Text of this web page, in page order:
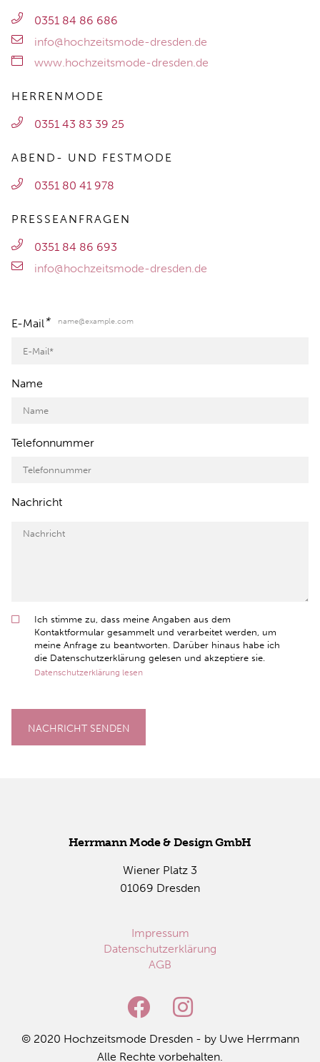
0351 84 86 686
info@hochzeitsmode-dresden.de
www.hochzeitsmode-dresden.de
HERRENMODE
0351 43 83 39 25
ABEND- UND FESTMODE
0351 80 41 978
PRESSEANFRAGEN
0351 84 86 693
info@hochzeitsmode-dresden.de
E-Mail* name@example.com
Name
Telefonnummer
Nachricht
Ich stimme zu, dass meine Angaben aus dem
Kontaktformular gesammelt und verarbeitet werden, um
meine Anfrage zu beantworten. Darüber hinaus habe ich
die Datenschutzerklärung gelesen und akzeptiere sie.
Datenschutzerklärung lesen
NACHRICHT SENDEN
Herr­mann Mode & De­sign GmbH
Wie­ner Platz 3
01069 Dres­den
Impressum
Datenschutzerklärung
AGB
© 2020 Hoch­zeits­mo­de Dres­den - by Uwe Herr­mann
Alle Rech­te vor­be­hal­ten.